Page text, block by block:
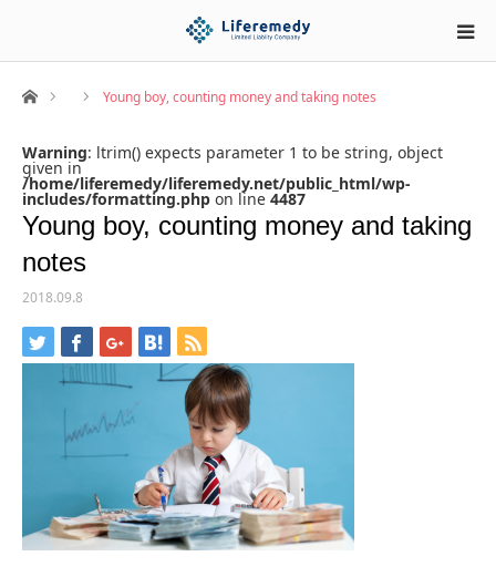
ホーム Young boy, counting money and taking notes
Warning: ltrim() expects parameter 1 to be string, object
given in
/home/liferemedy/liferemedy.net/public_html/wp-
includes/formatting.php on line 4487
Young boy, counting money and taking
notes
2018.09.8